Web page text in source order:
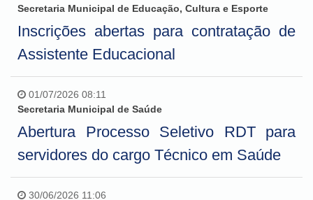
Secretaria Municipal de Educação, Cultura e Esporte
Inscrições abertas para contratação de
Assistente Educacional
01/07/2026 08:11
Secretaria Municipal de Saúde
Abertura Processo Seletivo RDT para
servidores do cargo Técnico em Saúde
30/06/2026 11:06